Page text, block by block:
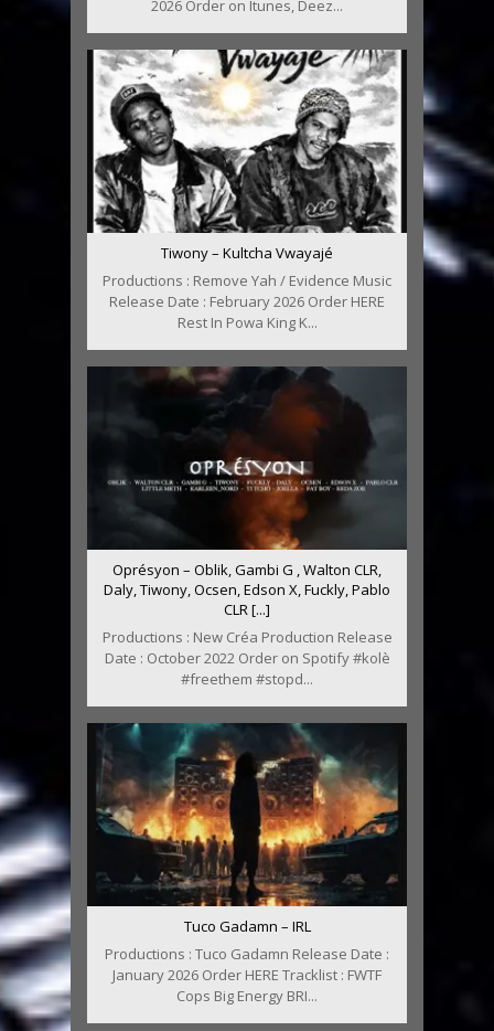
2026 Order on Itunes, Deez...
Tiwony – Kultcha Vwayajé
Productions : Remove Yah / Evidence Music
Release Date : February 2026 Order HERE
Rest In Powa King K...
Oprésyon – Oblik, Gambi G , Walton CLR,
Daly, Tiwony, Ocsen, Edson X, Fuckly, Pablo
CLR [...]
Productions : New Créa Production Release
Date : October 2022 Order on Spotify #kolè
#freethem #stopd...
Tuco Gadamn – IRL
Productions : Tuco Gadamn Release Date :
January 2026 Order HERE Tracklist : FWTF
Cops Big Energy BRI...